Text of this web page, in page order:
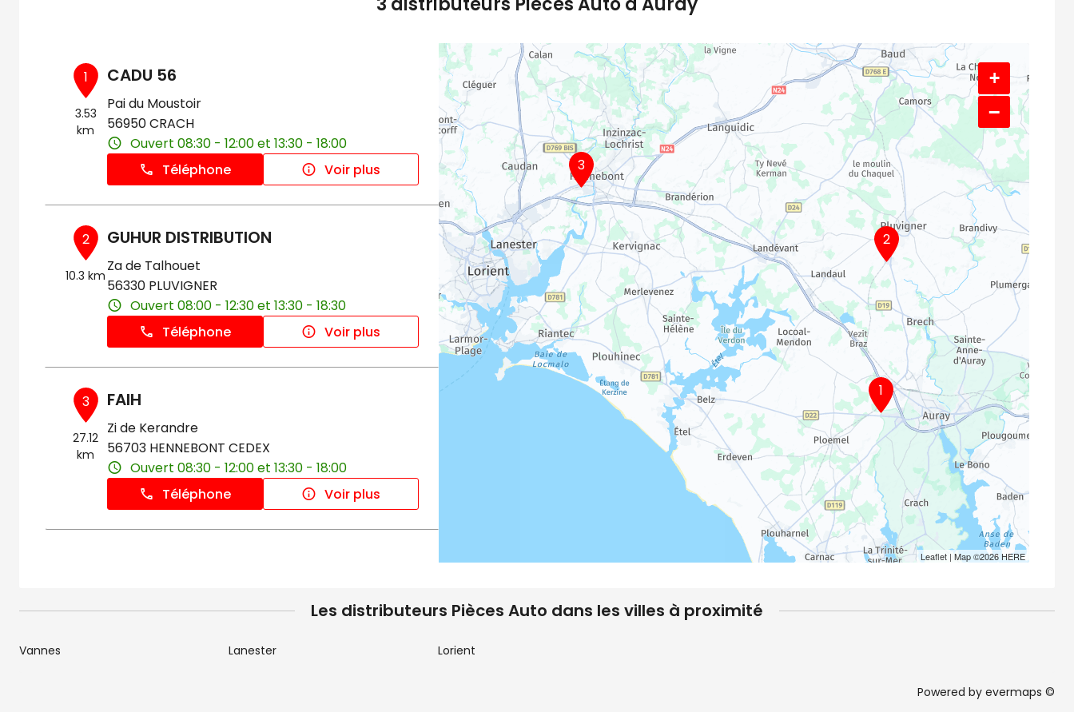
1
3.53
km
CADU 56
Pai du Moustoir
56950 CRACH
Ouvert 08:30 - 12:00 et 13:30 - 18:00
Téléphone
Voir plus
2
10.3 km
GUHUR DISTRIBUTION
Za de Talhouet
56330 PLUVIGNER
Ouvert 08:00 - 12:30 et 13:30 - 18:30
Téléphone
Voir plus
3
27.12
km
FAIH
Zi de Kerandre
56703 HENNEBONT CEDEX
Ouvert 08:30 - 12:00 et 13:30 - 18:00
Téléphone
Voir plus
3
2
1
+
−
Leaflet| Map ©2026HERE
Les distributeurs Pièces Auto dans les villes à proximité
Vannes Lanester Lorient
Powered by evermaps ©